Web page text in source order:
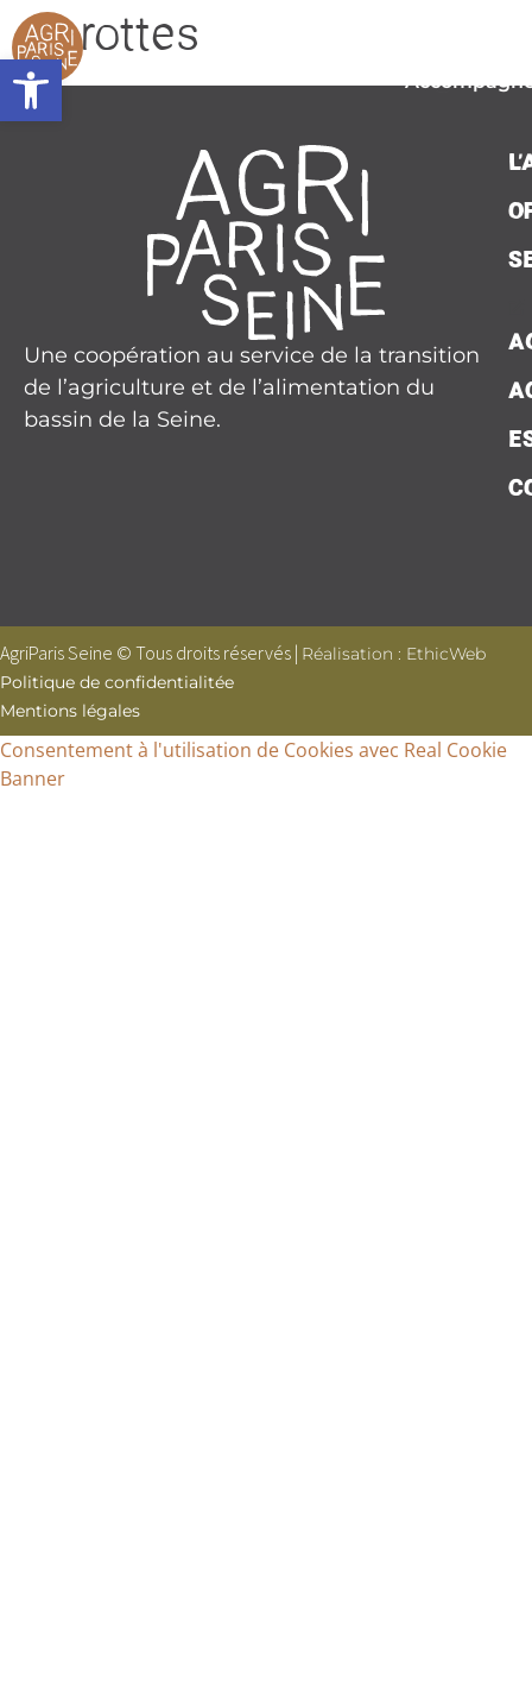
Ouvrir la barre d’outils
principal
Carottes
Une coopération au service de la transition
de l’agriculture et de l’alimentation du
bassin de la Seine.
AgriParis Seine © Tous droits réservés | Réalisation : EthicWeb
Mentions légales
Politique de confidentialitée
Consentement à l'utilisation de Cookies avec Real Cookie
Banner